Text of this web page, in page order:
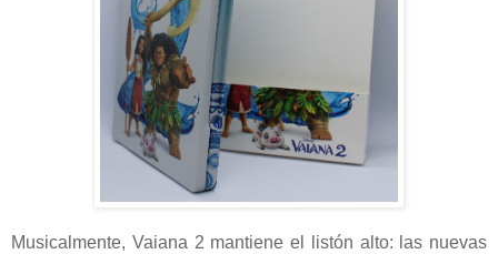
Musicalmente, Vaiana 2 mantiene el listón alto: las nuevas